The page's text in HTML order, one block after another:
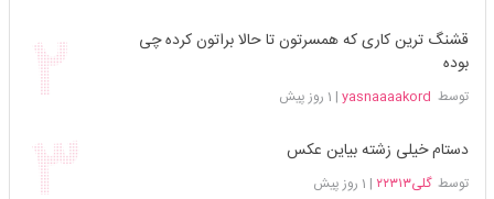
قشنگ ترین کاری که همسرتون تا حالا براتون کرده چی
بوده
توسط yasnaaaakord
| 1 روز پیش
دستام خیلی زشته بیاین عکس
توسطگلی۲۲۳۱۳ | 1 روز پیش